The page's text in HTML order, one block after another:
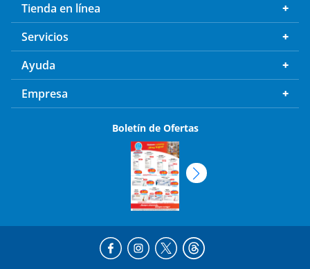
Tienda en línea
Servicios
Ayuda
Empresa
Boletín de Ofertas